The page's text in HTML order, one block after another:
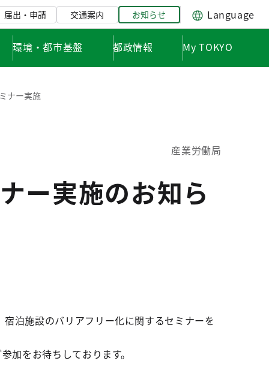
届出・申請 交通案内 お知らせ Language
環境・都市基盤 都政情報 My TOKYO
ナー実施
産業労働局
ー実施のお知ら
泊施設のバリアフリー化に関するセミナーを
加をお待ちしております。